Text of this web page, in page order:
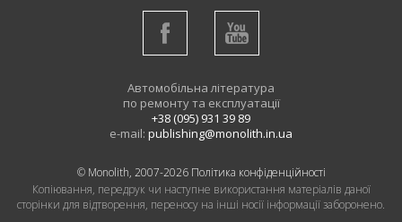
Автомобільна література
по ремонту та експлуатації
+38 (095) 931 39 89
e-mail: publishing@monolith.in.ua
© Monolith, 2007-2026 Політика конфіденційності
Копіювання, передрук чи наступне використання матеріалів даної
сторінки для відтворення, переносу на інші носії інформації заборонено.